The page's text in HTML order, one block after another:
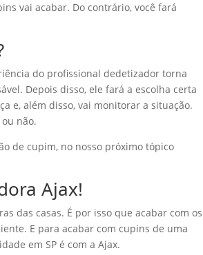
vai acabar. Do contrário, você fará
do profissional dedetizador torna
Depois disso, ele fará a escolha certa
e, além disso, vai monitorar a situação.
não.
de cupim, no nosso próximo tópico
Ajax!
das casas. É por isso que acabar com os
E para acabar com cupins de uma
em SP é com a Ajax.